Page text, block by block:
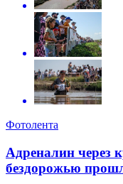
Фотолента
Адреналин через
бездорожью